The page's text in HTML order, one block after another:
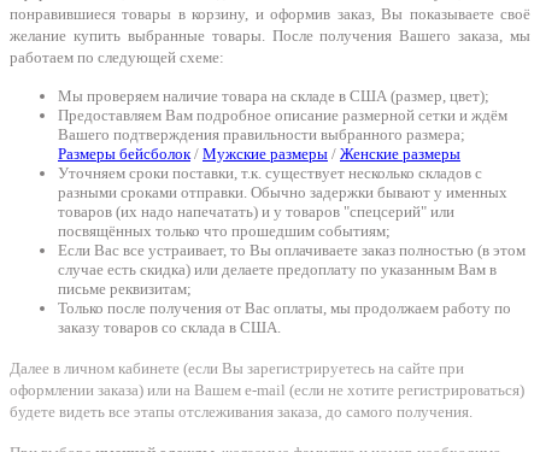
понравившиеся товары в корзину, и оформив заказ, Вы показываете своё
желание купить выбранные товары. После получения Вашего заказа, мы
работаем по следующей схеме:
Мы проверяем наличие товара на складе в США (размер, цвет);
Предоставляем Вам подробное описание размерной сетки и ждём
Вашего подтверждения правильности выбранного размера;
Размеры бейсболок/ Мужские размеры / Женские размеры
Уточняем сроки поставки, т.к. существует несколько складов с
разными сроками отправки. Обычно задержки бывают у именных
товаров (их надо напечатать) и у товаров "спецсерий" или
посвящённых только что прошедшим событиям;
Если Вас все устраивает, то Вы оплачиваете заказ полностью (в этом
случае есть скидка) или делаете предоплату по указанным Вам в
письме реквизитам;
Только после получения от Вас оплаты, мы продолжаем работу по
заказу товаров со склада в США.
Далее в личном кабинете (если Вы зарегистрируетесь на сайте при
оформлении заказа) или на Вашем e-mail (если не хотите регистрироваться)
будете видеть все этапы отслеживания заказа, до самого получения.